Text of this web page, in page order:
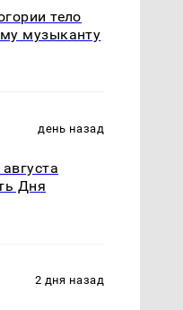
тело
музыканту
день назад
Дня
2 дня назад